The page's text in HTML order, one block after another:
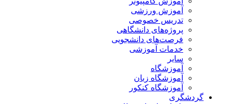
آموزش ورزشی
تدریس خصوصی
پروژه‌های دانشگاهی
فرصت‌های دانشجویی
خدمات آموزشی
سایر
آموزشگاه
آموزشگاه زبان
آموزشگاه کنکور
گردشگری